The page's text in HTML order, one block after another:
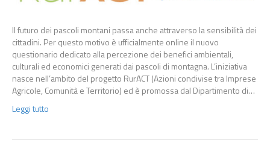
Il futuro dei pascoli montani passa anche attraverso la sensibilità dei
cittadini. Per questo motivo è ufficialmente online il nuovo
questionario dedicato alla percezione dei benefici ambientali,
culturali ed economici generati dai pascoli di montagna. L’iniziativa
nasce nell’ambito del progetto RurACT (Azioni condivise tra Imprese
Agricole, Comunità e Territorio) ed è promossa dal Dipartimento di…
Leggi tutto